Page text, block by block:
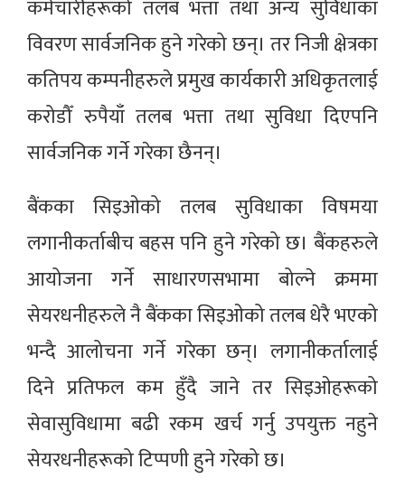
कर्मचारीहरूको तलब भत्ता तथा अन्य सुविधाका
विवरण सार्वजनिक हुने गरेको छन्। तर निजी क्षेत्रका
कतिपय कम्पनीहरुले प्रमुख कार्यकारी अधिकृतलाई
करोडौँ रुपैयाँ तलब भत्ता तथा सुविधा दिएपनि
सार्वजनिक गर्ने गरेका छैनन्।
बैंकका सिइओको तलब सुविधाका विषमया
लगानीकर्ताबीच बहस पनि हुने गरेको छ। बैंकहरुले
आयोजना गर्ने साधारणसभामा बोल्ने क्रममा
सेयरधनीहरुले नै बैंकका सिइओको तलब धेरै भएको
भन्दै आलोचना गर्ने गरेका छन्। लगानीकर्तालाई
दिने प्रतिफल कम हुँदै जाने तर सिइओहरूको
सेवासुविधामा बढी रकम खर्च गर्नु उपयुक्त नहुने
सेयरधनीहरूको टिप्पणी हुने गरेको छ।